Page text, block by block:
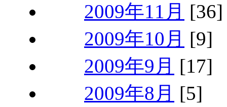
2009年11月 [36]
2009年10月 [9]
2009年9月 [17]
2009年8月 [5]